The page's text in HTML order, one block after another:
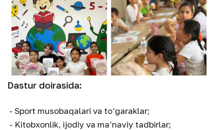
Dastur doirasida:
- Sport musobaqalari va to‘garaklar;
- Kitobxonlik, ijodiy va ma’naviy tadbirlar;